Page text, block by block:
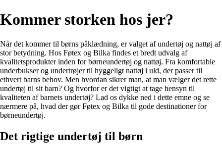
Kommer storken hos jer?
Når det kommer til børns påklædning, er valget af undertøj og nattøj af
stor betydning. Hos Føtex og Bilka findes et bredt udvalg af
kvalitetsprodukter inden for børneundertøj og nattøj. Fra komfortable
underbukser og undertrøjer til hyggeligt nattøj i uld, der passer til
ethvert barns behov. Men hvordan sikrer man, at man vælger det rette
undertøj til sit barn? Og hvorfor er det vigtigt at tage hensyn til
kvaliteten af barnets undertøj? Lad os dykke ned i dette emne og se
nærmere på, hvad der gør Føtex og Bilka til gode destinationer for
børneundertøj.
Det rigtige undertøj til børn